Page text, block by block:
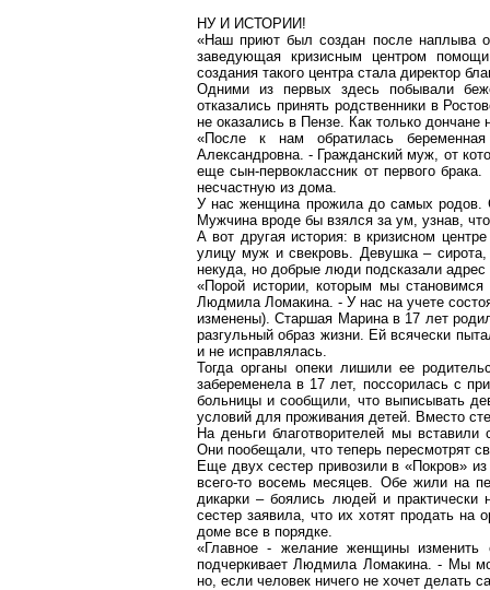
НУ И ИСТОРИИ!
«Наш приют был создан после наплыва
заведующая кризисным центром
создания такого центра стала директор
Одними из первых здесь побывали
отказались принять родственники в
не оказались в Пензе. Как только дончане
«После к нам обратилась
Александровна. - Гражданский муж, от
еще сын-первоклассник от первого
несчастную из дома.
У нас женщина прожила до самых родов.
Мужчина вроде бы взялся за ум, узнав,
А вот другая история: в кризисном
улицу муж и свекровь. Девушка –
некуда, но добрые люди подсказали
«Порой истории, которым мы
Людмила Ломакина. - У нас на учете
изменены). Старшая Марина в 17 лет
разгульный образ жизни. Ей всячески
и не исправлялась.
Тогда органы опеки лишили ее
забеременела в 17 лет, поссорилась с
больницы и сообщили, что выписывать
условий для проживания детей. Вместо
На деньги благотворителей мы
Они пообещали, что теперь пересмотрят
Еще двух сестер привозили в «Покров»
всего-то восемь месяцев. Обе жили на
дикарки – боялись людей и
сестер заявила, что их хотят продать
доме все в порядке.
«Главное - желание женщины изменить
подчеркивает Людмила Ломакина. - Мы
но, если человек ничего не хочет делать